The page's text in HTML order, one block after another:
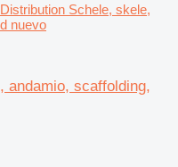
Schele, skele,
nuevo
andamio, scaffolding,